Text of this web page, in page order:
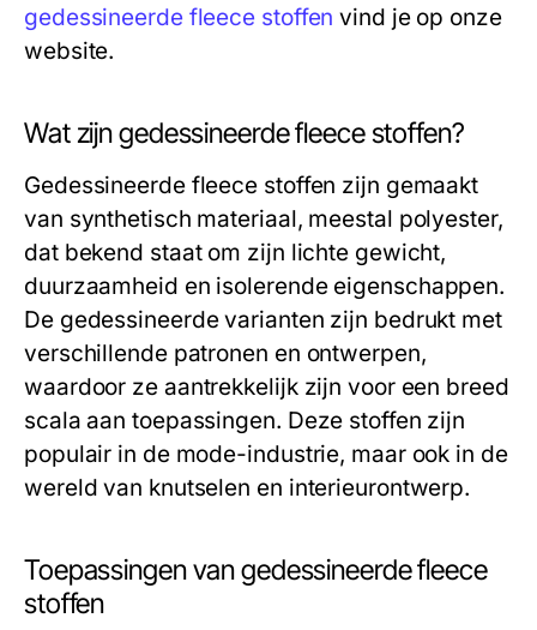
gedessineerde fleece stoffen vind je op onze
website.
Wat zijn gedessineerde fleece stoffen?
Gedessineerde fleece stoffen zijn gemaakt
van synthetisch materiaal, meestal polyester,
dat bekend staat om zijn lichte gewicht,
duurzaamheid en isolerende eigenschappen.
De gedessineerde varianten zijn bedrukt met
verschillende patronen en ontwerpen,
waardoor ze aantrekkelijk zijn voor een breed
scala aan toepassingen. Deze stoffen zijn
populair in de mode-industrie, maar ook in de
wereld van knutselen en interieurontwerp.
Toepassingen van gedessineerde fleece
stoffen